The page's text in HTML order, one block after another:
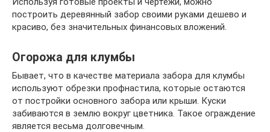
построить деревянный забор своими руками дешево и
красиво, без значительных финансовых вложений.
Огорожа для клумбы
Бывает, что в качестве материала забора для клумбы
используют обрезки профнастила, которые остаются
от постройки основного забора или крыши. Куски
забиваются в землю вокруг цветника. Такое ограждение
является весьма долговечным.